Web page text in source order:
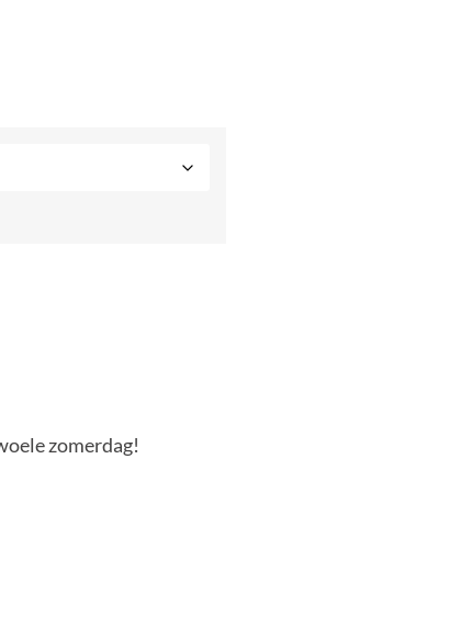
zomerdag!